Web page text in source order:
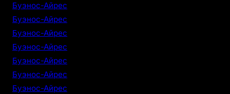
Буэнос-Айрес
Буэнос-Айрес
Буэнос-Айрес
Буэнос-Айрес
Буэнос-Айрес
Буэнос-Айрес
Буэнос-Айрес